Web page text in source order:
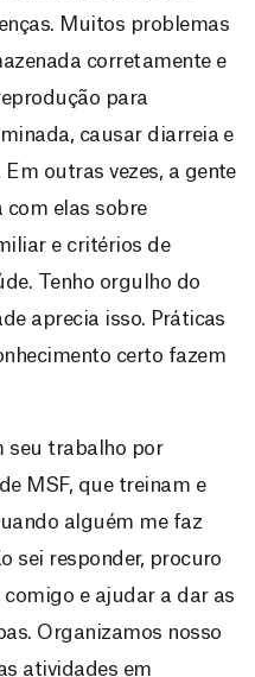
Muitos problemas
corretamente e
para
causar diarreia e
outras vezes, a gente
com elas sobre
e critérios de
Tenho orgulho do
aprecia isso. Práticas
certo fazem
seu trabalho por
MSF, que treinam e
alguém me faz
sei responder, procuro
e ajudar a dar as
Organizamos nosso
atividades em